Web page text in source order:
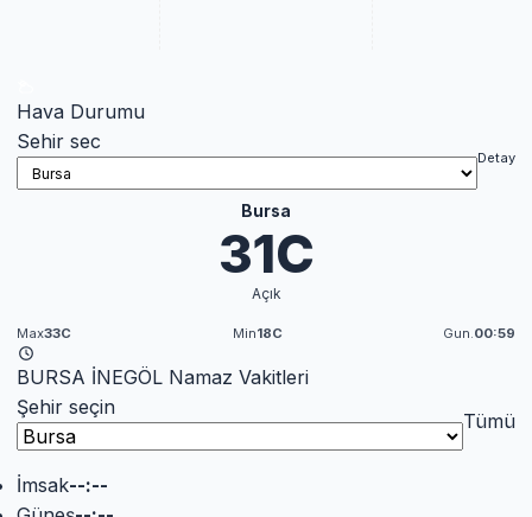
Hava Durumu
Sehir sec
Detay
Bursa
31C
Açık
Max33C Min18C Gun. 00:59
BURSA İNEGÖL Namaz Vakitleri
Şehir seçin
Tümü
İmsak--:--